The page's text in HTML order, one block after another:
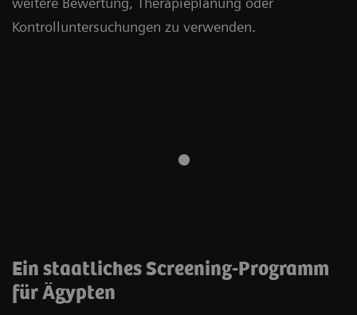
Kontrolluntersuchungen zu verwenden.
Ein staatliches Screening-Programm
für Ägypten